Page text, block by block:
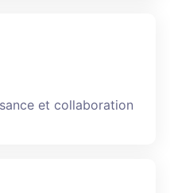
et collaboration